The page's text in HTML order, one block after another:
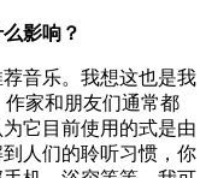
影响？
音乐。我想这也是我
家和朋友们通常都
它目前使用的式是由
人们的聆听习惯，你